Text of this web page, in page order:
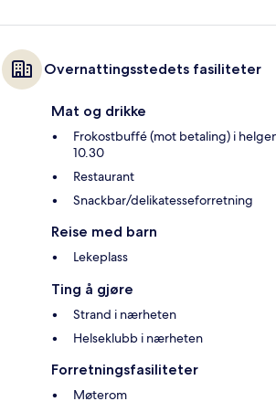
Overnattingsstedets fasiliteter
Mat og drikke
Frokostbuffé (mot betaling) i
10.30
Restaurant
Snackbar/delikatesseforretning
Reise med barn
Lekeplass
Ting å gjøre
Strand i nærheten
Helseklubb i nærheten
Forretningsfasiliteter
Møterom